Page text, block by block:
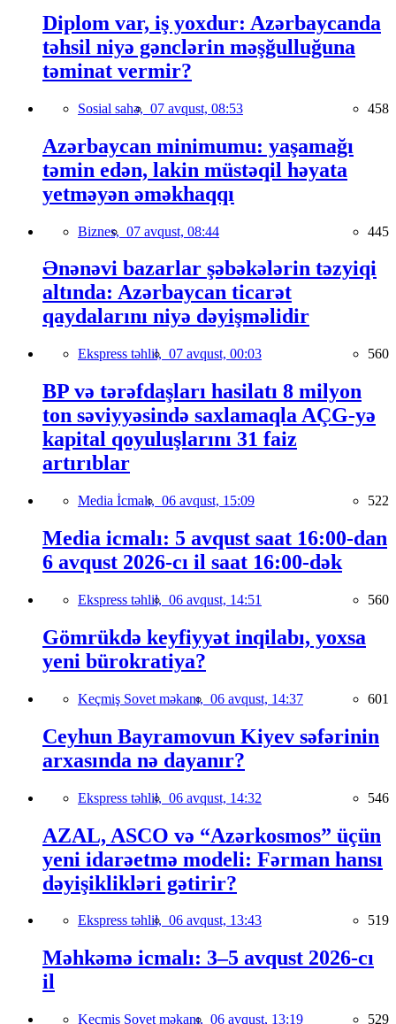
Diplom var, iş yoxdur: Azərbaycanda
təhsil niyə gənclərin məşğulluğuna
təminat vermir?
Sosial sahə, 07 avqust, 08:53 458
Azərbaycan minimumu: yaşamağı
təmin edən, lakin müstəqil həyata
yetməyən əməkhaqqı
Biznes, 07 avqust, 08:44 445
Ənənəvi bazarlar şəbəkələrin təzyiqi
altında: Azərbaycan ticarət
qaydalarını niyə dəyişməlidir
Ekspress təhlil, 07 avqust, 00:03 560
BP və tərəfdaşları hasilatı 8 milyon
ton səviyyəsində saxlamaqla AÇG-yə
kapital qoyuluşlarını 31 faiz
artırıblar
Media İcmalı, 06 avqust, 15:09 522
Media icmalı: 5 avqust saat 16:00-dan
6 avqust 2026-cı il saat 16:00-dək
Ekspress təhlil, 06 avqust, 14:51 560
Gömrükdə keyfiyyət inqilabı, yoxsa
yeni bürokratiya?
Keçmiş Sovet məkanı, 06 avqust, 14:37 601
Ceyhun Bayramovun Kiyev səfərinin
arxasında nə dayanır?
Ekspress təhlil, 06 avqust, 14:32 546
AZAL, ASCO və “Azərkosmos” üçün
yeni idarəetmə modeli: Fərman hansı
dəyişiklikləri gətirir?
Ekspress təhlil, 06 avqust, 13:43 519
Məhkəmə icmalı: 3–5 avqust 2026-cı
il
Keçmiş Sovet məkanı, 06 avqust, 13:19 529